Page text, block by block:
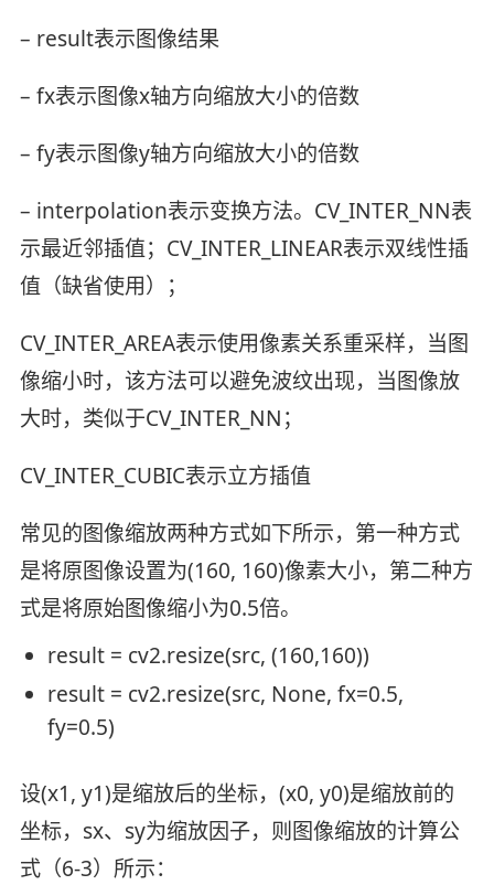
– result表示图像结果
– fx表示图像x轴方向缩放大小的倍数
– fy表示图像y轴方向缩放大小的倍数
– interpolation表示变换方法。CV_INTER_NN表
示最近邻插值；CV_INTER_LINEAR表示双线性插
值（缺省使用）；
CV_INTER_AREA表示使用像素关系重采样，当图
像缩小时，该方法可以避免波纹出现，当图像放
大时，类似于CV_INTER_NN；
CV_INTER_CUBIC表示立方插值
常见的图像缩放两种方式如下所示，第一种方式
是将原图像设置为(160, 160)像素大小，第二种方
式是将原始图像缩小为0.5倍。
result = cv2.resize(src, (160,160))
result = cv2.resize(src, None, fx=0.5,
fy=0.5)
设(x1, y1)是缩放后的坐标，(x0, y0)是缩放前的
坐标，sx、sy为缩放因子，则图像缩放的计算公
式（6-3）所示：